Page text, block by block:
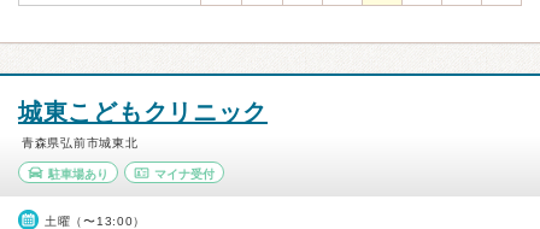
城東こどもクリニック
青森県弘前市城東北
駐車場あり マイナ受付
土曜（〜13:00）